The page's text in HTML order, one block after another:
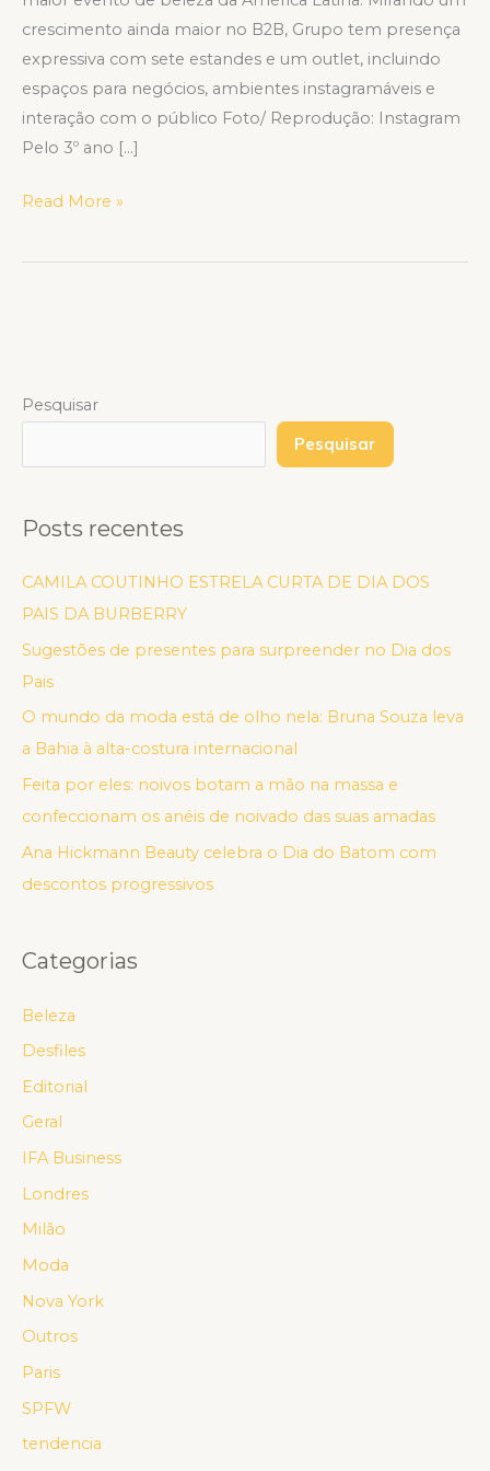
crescimento ainda maior no B2B, Grupo tem presença
expressiva com sete estandes e um outlet, incluindo
espaços para negócios, ambientes instagramáveis e
interação com o público Foto/ Reprodução: Instagram
Pelo 3º ano […]
Read More »
Pesquisar
Pesquisar
Posts recentes
CAMILA COUTINHO ESTRELA CURTA DE DIA DOS
PAIS DA BURBERRY
Sugestões de presentes para surpreender no Dia dos
Pais
O mundo da moda está de olho nela: Bruna Souza leva
a Bahia à alta-costura internacional
Feita por eles: noivos botam a mão na massa e
confeccionam os anéis de noivado das suas amadas
Ana Hickmann Beauty celebra o Dia do Batom com
descontos progressivos
Categorias
Beleza
Desfiles
Editorial
Geral
IFA Business
Londres
Milão
Moda
Nova York
Outros
Paris
SPFW
tendencia